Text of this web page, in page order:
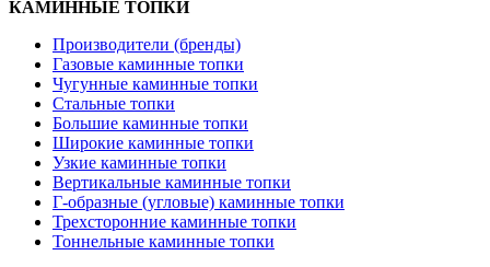
КАМИННЫЕ ТОПКИ
Производители (бренды)
Газовые каминные топки
Чугунные каминные топки
Стальные топки
Большие каминные топки
Широкие каминные топки
Узкие каминные топки
Вертикальные каминные топки
Г-образные (угловые) каминные топки
Трехсторонние каминные топки
Тоннельные каминные топки